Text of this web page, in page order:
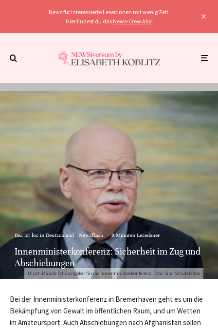
News für interessierte Leser:innen mit wenig Zeit.
Hier findest du das News-Crew Abo!
Ulrich Mäurer ist Gastgeber für die Innenministerkonferenz. Foto: Sina Schuldt/dpa
Das ist los in Deutschland Newsflash · 3 Minuten Lesedauer
Innenministerkonferenz: Sicherheit im Zug und
Abschiebungen
Bei der Innenministerkonferenz in Bremerhaven geht es um die
Bekämpfung von Gewalt im öffentlichen Raum, und um Wetten
im Amateursport. Auch Abschiebungen nach Afghanistan sollen